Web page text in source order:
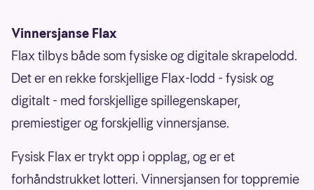
Vinnersjanse Flax
Flax tilbys både som fysiske og digitale skrapelodd.
Det er en rekke forskjellige Flax-lodd - fysisk og
digitalt - med forskjellige spillegenskaper,
premiestiger og forskjellig vinnersjanse.
Fysisk Flax er trykt opp i opplag, og er et
forhåndstrukket lotteri. Vinnersjansen for toppremie